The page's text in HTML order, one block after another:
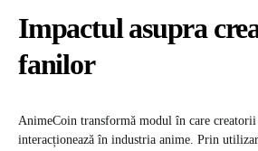
Impactul asupra
fanilor
AnimeCoin transformă modul în care
interacționează în industria anime. Prin